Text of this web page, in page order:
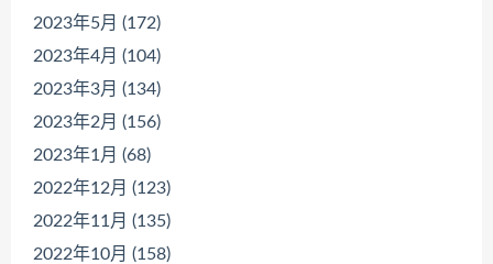
2023年5月 (172)
2023年4月 (104)
2023年3月 (134)
2023年2月 (156)
2023年1月 (68)
2022年12月 (123)
2022年11月 (135)
2022年10月 (158)